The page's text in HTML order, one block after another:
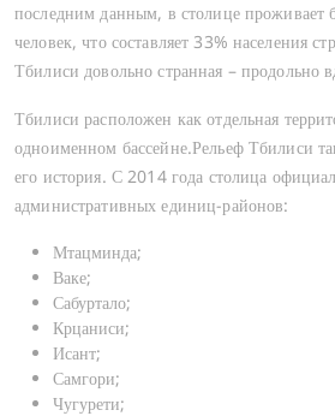
Наш эксперт по
мечты💙
последним данным, в столице проживает
человек, что составляет 33% населения
Тбилиси довольно странная – продольно
Тбилиси расположен как отдельная
одноименном бассейне.Рельеф Тбилиси
его история. С 2014 года столица
административных единиц-районов:
Мтацминда;
Ваке;
Сабуртало;
Крцаниси;
Исант;
Самгори;
Чугурети;